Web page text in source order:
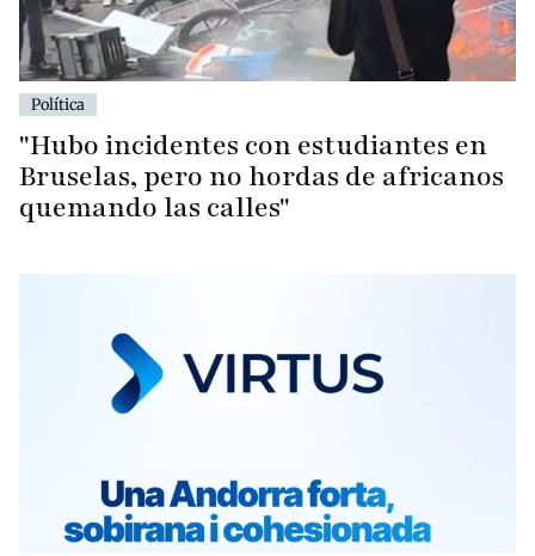
Política
"Hubo incidentes con estudiantes en
Bruselas, pero no hordas de africanos
quemando las calles"